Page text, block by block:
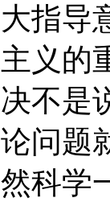
指导
义的
不是
问题
科学